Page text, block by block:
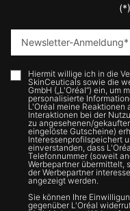
(*)
Newsletter-Anmeldung*
Hiermit willige ich in die
SkinCeuticals sowie die
GmbH („L'Oréal“) ein, um
personalisierte
L'Oréal meine
Interaktionen bei der
zu angesehenen/
eingelöste Gutscheine)
Interessenprofilspeichert
einverstanden, dass
Telefonnummer (soweit
Werbepartner übermittelt,
der Werbepartner
angezeigt werden.
Sie können Ihre
gegenüber L'Oréal